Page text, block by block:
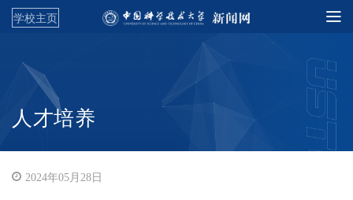
学校主页
人才培养
2024年05月28日